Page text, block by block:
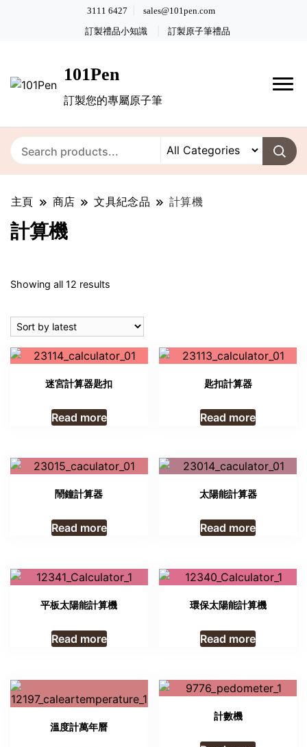
3111 6427 sales@101pen.com
訂製禮品小知識 訂製原子筆禮品
101Pen
訂製您的專屬原子筆
主頁 商店 文具紀念品 計算機
計算機
Showing all 12 results
latest
迷宮計算器匙扣
Read more
匙扣計算器
Read more
鬧鐘計算器
Read more
太陽能計算器
Read more
平板太陽能計算機
Read more
環保太陽能計算機
Read more
溫度計萬年曆
計數機